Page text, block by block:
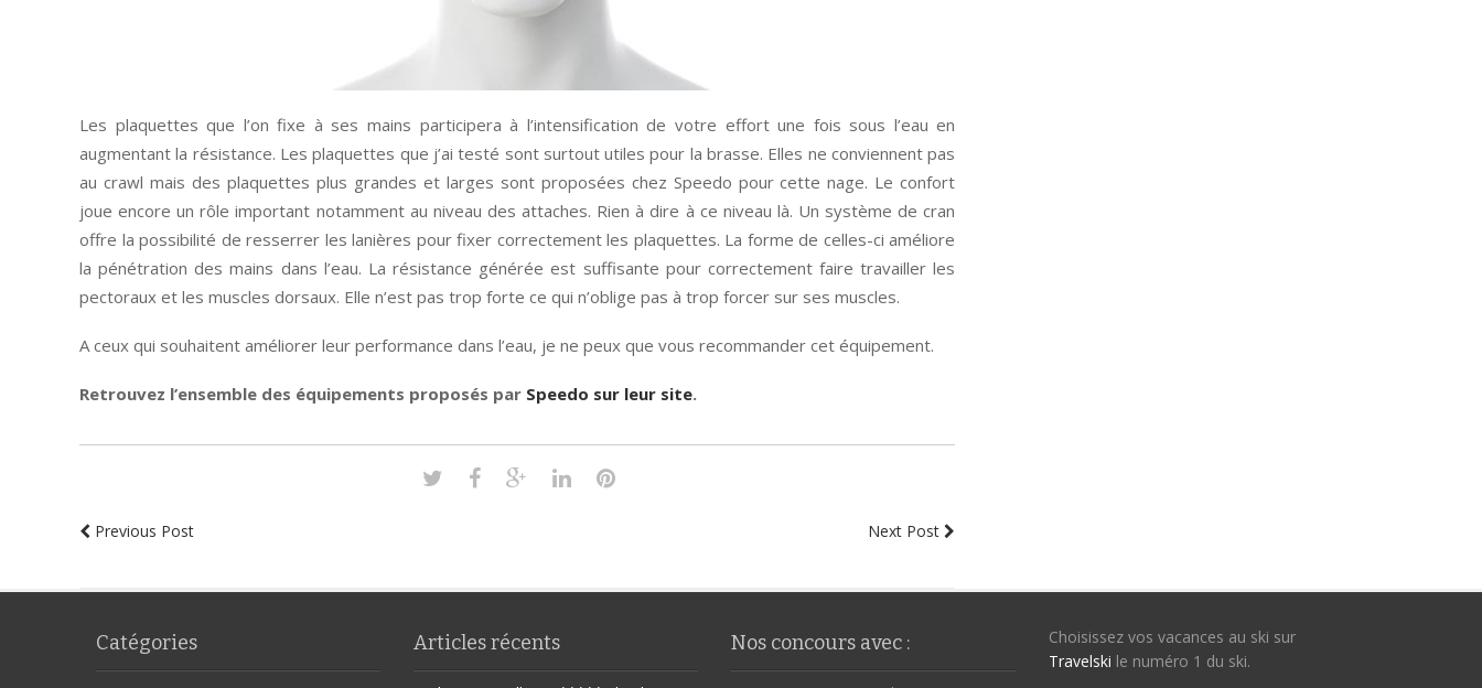
Les plaquettes que l’on fixe à ses mains participera à l’intensification de votre effort une fois sous l’eau en
augmentant la résistance. Les plaquettes que j’ai testé sont surtout utiles pour la brasse. Elles ne conviennent pas
au crawl mais des plaquettes plus grandes et larges sont proposées chez Speedo pour cette nage. Le confort
joue encore un rôle important notamment au niveau des attaches. Rien à dire à ce niveau là. Un système de cran
offre la possibilité de resserrer les lanières pour fixer correctement les plaquettes. La forme de celles-ci améliore
la pénétration des mains dans l’eau. La résistance générée est suffisante pour correctement faire travailler les
pectoraux et les muscles dorsaux. Elle n’est pas trop forte ce qui n’oblige pas à trop forcer sur ses muscles.
A ceux qui souhaitent améliorer leur performance dans l’eau, je ne peux que vous recommander cet équipement.
Retrouvez l’ensemble des équipements proposés par Speedo sur leur site.
Previous Post Next Post
Catégories Articles récents Nos concours avec :
Choisissez vos vacances au ski sur
Travelski le numéro 1 du ski.